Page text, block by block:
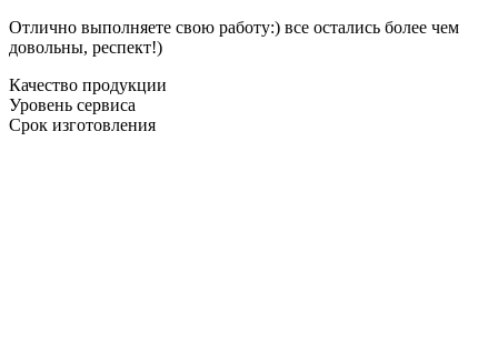
Отлично выполняете свою работу:) все остались более чем
довольны, респект!)
Качество продукции
Уровень сервиса
Срок изготовления